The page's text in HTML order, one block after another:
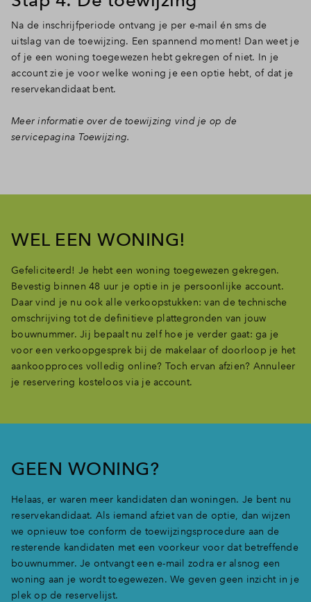
Na de inschrijfperiode ontvang je per e-mail én sms de
uitslag van de toewijzing. Een spannend moment! Dan weet je
of je een woning toegewezen hebt gekregen of niet. In je
account zie je voor welke woning je een optie hebt, of dat je
reservekandidaat bent.
Meer informatie over de toewijzing vind je op de
servicepagina Toewijzing.
WEL EEN WONING!
Gefeliciteerd! Je hebt een woning toegewezen gekregen.
Bevestig binnen 48 uur je optie in je persoonlijke account.
Daar vind je nu ook alle verkoopstukken: van de technische
omschrijving tot de definitieve plattegronden van jouw
bouwnummer. Jij bepaalt nu zelf hoe je verder gaat: ga je
voor een verkoopgesprek bij de makelaar of doorloop je het
aankoopproces volledig online? Toch ervan afzien? Annuleer
je reservering kosteloos via je account.
GEEN WONING?
Helaas, er waren meer kandidaten dan woningen. Je bent nu
reservekandidaat. Als iemand afziet van de optie, dan wijzen
we opnieuw toe conform de toewijzingsprocedure aan de
resterende kandidaten met een voorkeur voor dat betreffende
bouwnummer. Je ontvangt een e-mail zodra er alsnog een
woning aan je wordt toegewezen. We geven geen inzicht in je
plek op de reservelijst.